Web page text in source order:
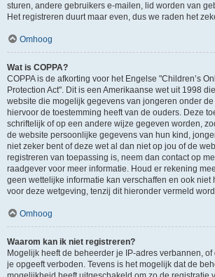
sturen, andere gebruikers e-mailen, lid worden van
Het registreren duurt maar even, dus we raden het
Omhoog
Wat is COPPA?
COPPA is de afkorting voor het Engelse "Children’s
Protection Act". Dit is een Amerikaanse wet uit 1998
website die mogelijk gegevens van jongeren onder
hiervoor de toestemming heeft van de ouders. Deze
schriftelijk of op een andere wijze gegeven worden,
de website persoonlijke gegevens van hun kind,
niet zeker bent of deze wet al dan niet op jou of de
registreren van toepassing is, neem dan contact op
raadgever voor meer informatie. Houd er rekening
geen wettelijke informatie kan verschaffen en ook niet
voor deze wetgeving, tenzij dit hieronder vermeld
Omhoog
Waarom kan ik niet registreren?
Mogelijk heeft de beheerder je IP-adres verbannen,
je opgeeft verboden. Tevens is het mogelijk dat de